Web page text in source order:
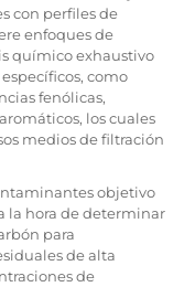
con perfiles de
enfoques de
químico exhaustivo
como
fenólicas,
los cuales
medios de filtración
objetivo
la hora de determinar
para
de alta
de